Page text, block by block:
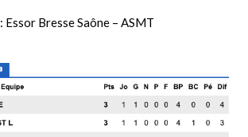
: Essor Bresse Saône – ASMT